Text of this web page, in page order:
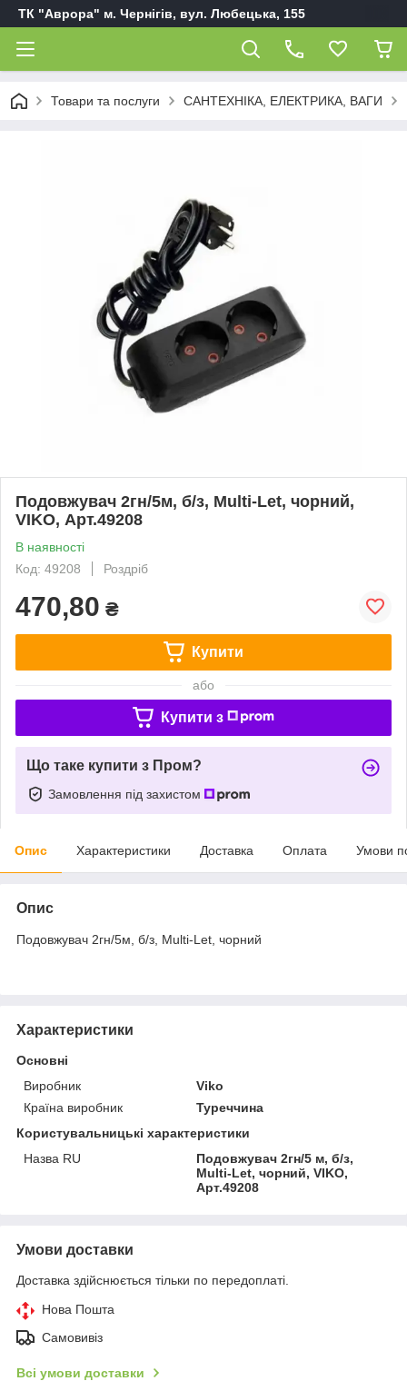
ТК "Аврора" м. Чернігів, вул. Любецька, 155
Товари та послуги САНТЕХНІКА, ЕЛЕКТРИКА, ВАГИ
Подовжувач 2гн/5м, б/з, Multi-Let, чорний,
VIKO, Арт.49208
В наявності
Код: 49208
Роздріб
470,80 ₴
Купити
або
Купити з
Що таке купити з Пром?
Замовлення під захистом
Опис Характеристики Доставка Оплата Умови
Опис
Подовжувач 2гн/5м, б/з, Multi-Let, чорний
Характеристики
Основні
Виробник
Viko
Країна виробник
Туреччина
Користувальницькі характеристики
Назва RU
Подовжувач 2гн/5 м, б/з,
Multi-Let, чорний, VIKO,
Арт.49208
Умови доставки
Доставка здійснюється тільки по передоплаті.
Нова Пошта
Самовивіз
Всі умови доставки